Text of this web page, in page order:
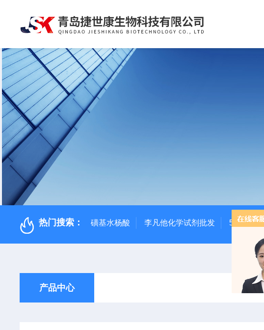
热门搜索： 磺基水杨酸 李凡他化学试剂批发 500次
产品中心